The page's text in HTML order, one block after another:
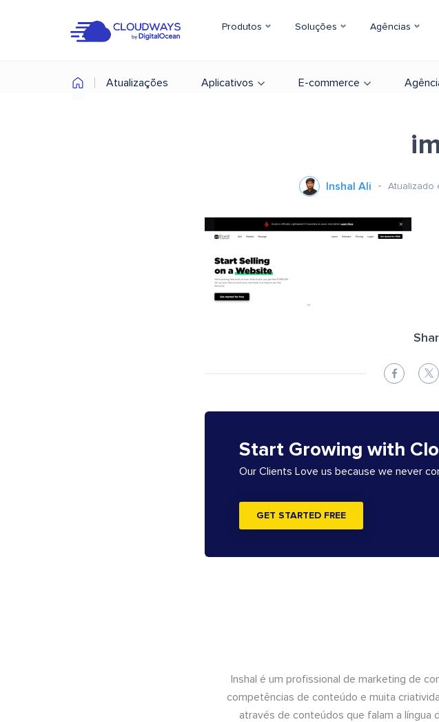
Produtos Soluções Agências
Atualizações Aplicativos E-commerce
Inshal Ali Atualizado
Start Growing with
Our Clients Love us because we never
GET STARTED FREE
Inshal é um profissional de marketing de
competências de conteúdo e muita
através de conteúdos que falam a língua